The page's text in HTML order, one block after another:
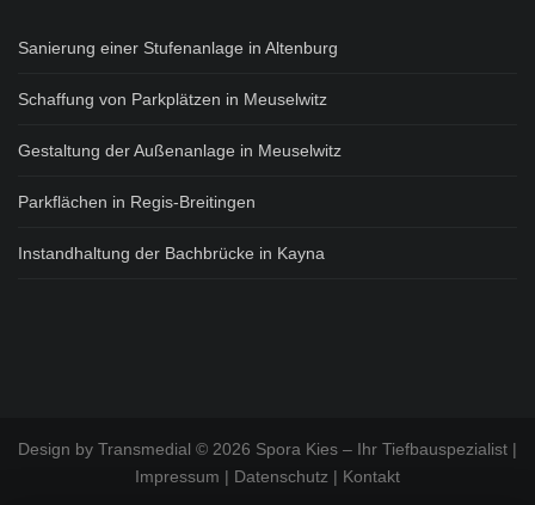
Powered byUsercentrics
Sanierung einer Stufenanlage in Altenburg
Schaffung von Parkplätzen in Meuselwitz
Gestaltung der Außenanlage in Meuselwitz
Parkflächen in Regis-Breitingen
Instandhaltung der Bachbrücke in Kayna
Design by Transmedial © 2026 Spora Kies – Ihr Tiefbauspezialist |
Impressum | Datenschutz | Kontakt